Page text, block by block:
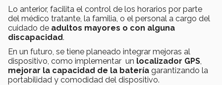
Lo anterior, facilita el control de los horarios por parte
del médico tratante, la familia, o el personal a cargo del
cuidado de adultos mayores o con alguna
discapacidad.
En un futuro, se tiene planeado integrar mejoras al
dispositivo, como implementar un localizador GPS
mejorar la capacidad de la batería garantizando la
portabilidad y comodidad del dispositivo.